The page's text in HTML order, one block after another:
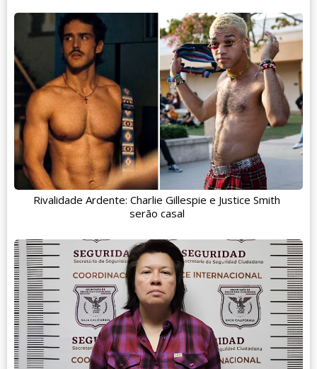
Rivalidade Ardente: Charlie Gillespie e Justice Smith
serão casal